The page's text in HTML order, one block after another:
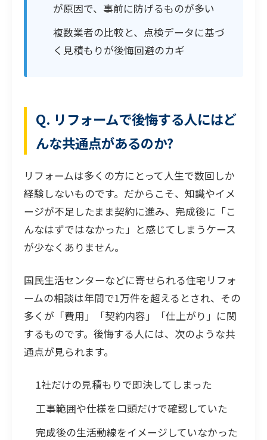
が原因で、事前に防げるものが多い
複数業者の比較と、点検データに基づ
く見積もりが後悔回避のカギ
Q. リフォームで後悔する人にはど
んな共通点があるのか?
リフォームは多くの方にとって人生で数回しか
経験しないものです。だからこそ、知識やイメ
ージが不足したまま契約に進み、完成後に「こ
んなはずではなかった」と感じてしまうケース
が少なくありません。
国民生活センターなどに寄せられる住宅リフォ
ームの相談は年間で1万件を超えるとされ、その
多くが「費用」「契約内容」「仕上がり」に関
するものです。後悔する人には、次のような共
通点が見られます。
1社だけの見積もりで即決してしまった
工事範囲や仕様を口頭だけで確認していた
完成後の生活動線をイメージしていなかった